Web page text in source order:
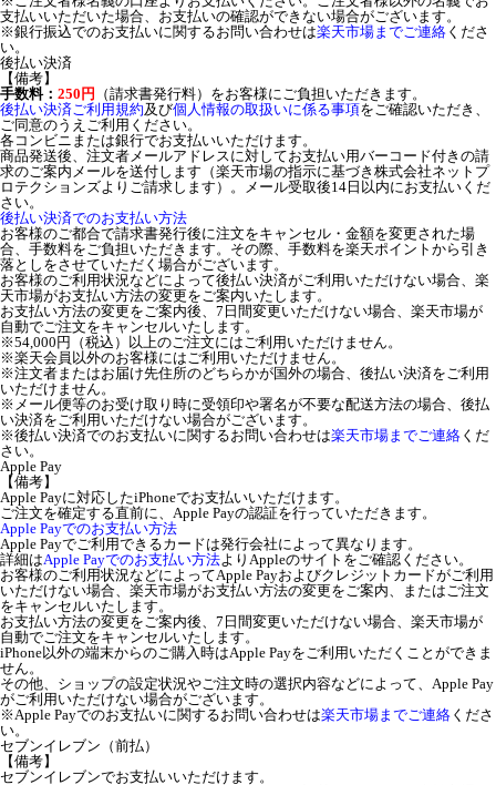
支払いいただいた場合、お支払いの確認ができない場合がございます。
※銀行振込でのお支払いに関するお問い合わせは楽天市場までご連絡 くださ
い。
後払い決済
【備考】
手数料： 250円
（請求書発行料）をお客様にご負担いただきます。
後払い決済ご利用規約及び個人情報の取扱いに係る事項をご確認いただき、
ご同意のうえご利用ください。
各コンビニまたは銀行でお支払いいただけます。
商品発送後、注文者メールアドレスに対してお支払い用バーコード付きの請
求のご案内メールを送付します（楽天市場の指示に基づき株式会社ネットプ
ロテクションズよりご請求します）。メール受取後14日以内にお支払いくだ
さい。
後払い決済でのお支払い方法
お客様のご都合で請求書発行後に注文をキャンセル・金額を変更された場
合、手数料をご負担いただきます。その際、手数料を楽天ポイントから引き
落としをさせていただく場合がございます。
お客様のご利用状況などによって後払い決済がご利用いただけない場合、楽
天市場がお支払い方法の変更をご案内いたします。
お支払い方法の変更をご案内後、7日間変更いただけない場合、楽天市場が
自動でご注文をキャンセルいたします。
※54,000円（税込）以上のご注文にはご利用いただけません。
※楽天会員以外のお客様にはご利用いただけません。
※注文者またはお届け先住所のどちらかが国外の場合、後払い決済をご利用
いただけません。
※メール便等のお受け取り時に受領印や署名が不要な配送方法の場合、後払
い決済をご利用いただけない場合がございます。
※後払い決済でのお支払いに関するお問い合わせは楽天市場までご連絡 くだ
さい。
Apple Pay
【備考】
Apple Payに対応したiPhoneでお支払いいただけます。
ご注文を確定する直前に、Apple Payの認証を行っていただきます。
Apple Payでのお支払い方法
Apple Payでご利用できるカードは発行会社によって異なります。
詳細はApple Payでのお支払い方法よりAppleのサイトをご確認ください。
お客様のご利用状況などによってApple Payおよびクレジットカードがご利用
いただけない場合、楽天市場がお支払い方法の変更をご案内、またはご注文
をキャンセルいたします。
お支払い方法の変更をご案内後、7日間変更いただけない場合、楽天市場が
自動でご注文をキャンセルいたします。
iPhone以外の端末からのご購入時はApple Payをご利用いただくことができま
せん。
その他、ショップの設定状況やご注文時の選択内容などによって、Apple Pay
がご利用いただけない場合がございます。
※Apple Payでのお支払いに関するお問い合わせは楽天市場までご連絡 くださ
い。
セブンイレブン（前払）
【備考】
セブンイレブンでお支払いいただけます。